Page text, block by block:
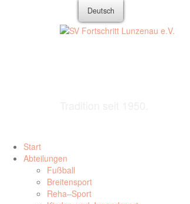
Start
Abteilungen
Fußball
Breitensport
Reha–Sport
Deutsch